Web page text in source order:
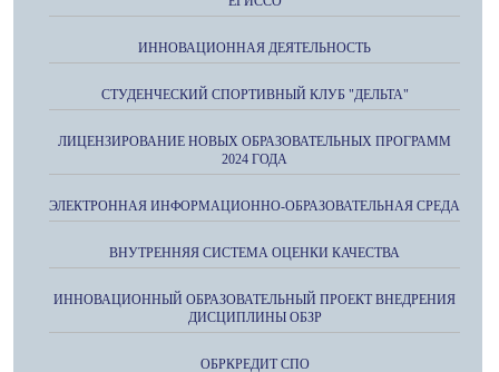
ИННОВАЦИОННАЯ ДЕЯТЕЛЬНОСТЬ
СТУДЕНЧЕСКИЙ СПОРТИВНЫЙ КЛУБ "ДЕЛЬТА"
ЛИЦЕНЗИРОВАНИЕ НОВЫХ ОБРАЗОВАТЕЛЬНЫХ ПРОГРАММ
2024 ГОДА
ЭЛЕКТРОННАЯ ИНФОРМАЦИОННО-ОБРАЗОВАТЕЛЬНАЯ СРЕДА
ВНУТРЕННЯЯ СИСТЕМА ОЦЕНКИ КАЧЕСТВА
ИННОВАЦИОННЫЙ ОБРАЗОВАТЕЛЬНЫЙ ПРОЕКТ ВНЕДРЕНИЯ
ДИСЦИПЛИНЫ ОБЗР
ОБРКРЕДИТ СПО